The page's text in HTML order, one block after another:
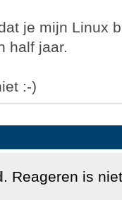
je mijn Linux
half jaar.
:-)
. Reageren is